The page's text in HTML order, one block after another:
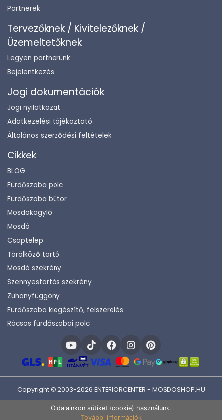
Partnerek
Tervezőknek / Kivitelezőknek /
Üzemeltetőknek
Legyen partnerünk
Bejelentkezés
Jogi dokumentációk
Jogi nyilatkozat
Adatkezelési tájékoztató
Általános szerződési feltételek
Cikkek
BLOG
Fürdőszoba polc
Fürdőszoba bútor
Mosdókagyló
Mosdó
Csaptelep
Törölköző tartó
Mosdó szekrény
Szennyestartós szekrény
Zuhanyfüggöny
Fürdőszoba kiegészítő, felszerelés
Rácsos fürdőszobai polc
Copyright © 2003-2026 ENTERIORCENTER - MOSDOSHOP.HU
Oldalainkon sütiket (cookie) használunk.
További információk